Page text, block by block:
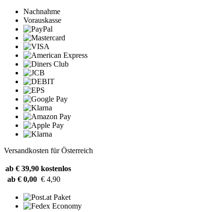
Nachnahme
Vorauskasse
Versandkosten für Österreich
ab € 39,90 kostenlos
ab € 0,00 € 4,90